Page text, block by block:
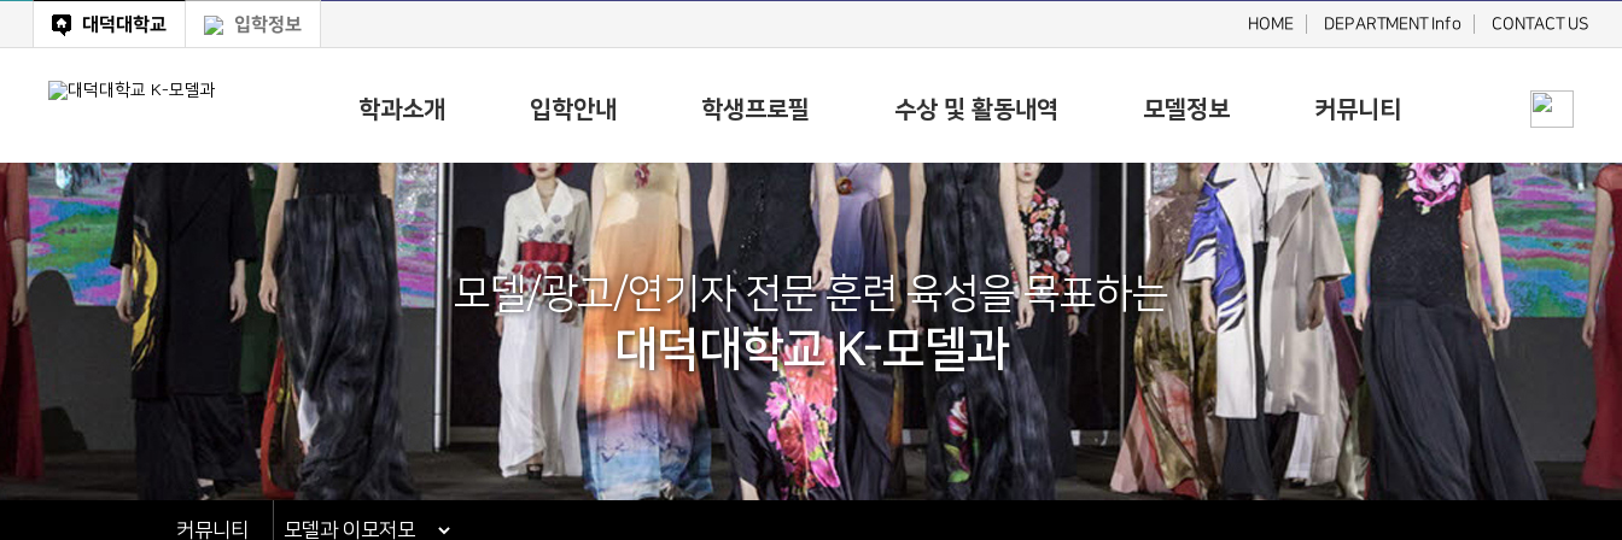
대덕대학교 입학정보 HOME DEPARTMENT Info CONTACT US
학과소개 입학안내 학생프로필 수상 및 활동내역 모델정보 커뮤니티
모델/광고/연기자 전문 훈련 육성을 목표하는
대덕대학교 K-모델과
커뮤니티